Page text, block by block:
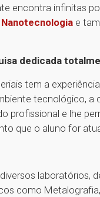
encontra infinitas
Nanotecnologia e
dedicada
tem a
tecnológico, a
profissional e lhe
que o aluno for
laboratórios,
como